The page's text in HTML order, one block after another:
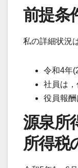
前提条
私の詳細状況
令和4年
社員は
役員報酬
源泉所
所得税